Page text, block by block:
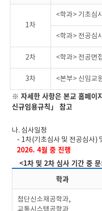
1차
<학과> 기초심
<학과> 전공심
2차 <학과> 전공면
3차 <본부> 신임교
※ 자세한 사항은 본교 홈페이
신규임용규칙」 참고
나. 심사일정
- 1차(기초심사 및 전공심사)
2026. 4월 중 진행
<1차 및 2차 심사 기간 중
학과
첨단신소재공학과,